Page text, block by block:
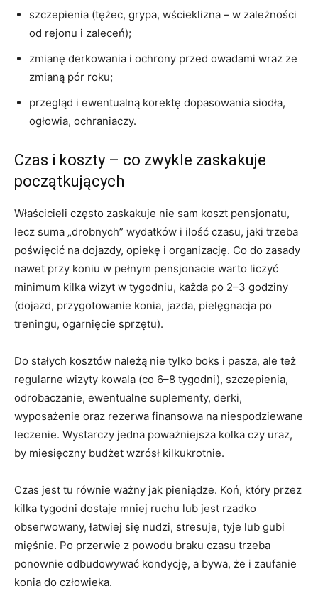
szczepienia (tężec, grypa, wścieklizna – w zależności
od rejonu i zaleceń);
zmianę derkowania i ochrony przed owadami wraz ze
zmianą pór roku;
przegląd i ewentualną korektę dopasowania siodła,
ogłowia, ochraniaczy.
Czas i koszty – co zwykle zaskakuje
początkujących
Właścicieli często zaskakuje nie sam koszt pensjonatu,
lecz suma „drobnych” wydatków i ilość czasu, jaki trzeba
poświęcić na dojazdy, opiekę i organizację. Co do zasady
nawet przy koniu w pełnym pensjonacie warto liczyć
minimum kilka wizyt w tygodniu, każda po 2–3 godziny
(dojazd, przygotowanie konia, jazda, pielęgnacja po
treningu, ogarnięcie sprzętu).
Do stałych kosztów należą nie tylko boks i pasza, ale też
regularne wizyty kowala (co 6–8 tygodni), szczepienia,
odrobaczanie, ewentualne suplementy, derki,
wyposażenie oraz rezerwa finansowa na niespodziewane
leczenie. Wystarczy jedna poważniejsza kolka czy uraz,
by miesięczny budżet wzrósł kilkukrotnie.
Czas jest tu równie ważny jak pieniądze. Koń, który przez
kilka tygodni dostaje mniej ruchu lub jest rzadko
obserwowany, łatwiej się nudzi, stresuje, tyje lub gubi
mięśnie. Po przerwie z powodu braku czasu trzeba
ponownie odbudowywać kondycję, a bywa, że i zaufanie
konia do człowieka.